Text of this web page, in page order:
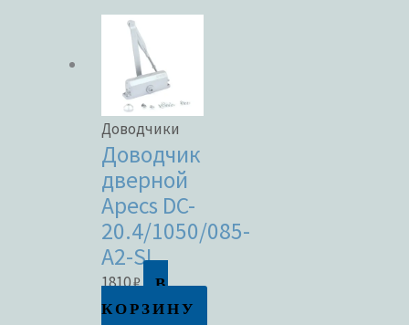
Доводчики
Доводчик
дверной
Apecs DC-
20.4/1050/085-
A2-SL
1810₽
В
КОРЗИНУ